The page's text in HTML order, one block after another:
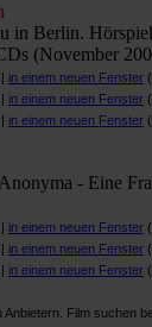
in Berlin.
(November
| in einem neuen Fenster
| in einem neuen Fenster
| in einem neuen Fenster
- Eine
| in einem neuen Fenster
| in einem neuen Fenster
| in einem neuen Fenster
Film suchen